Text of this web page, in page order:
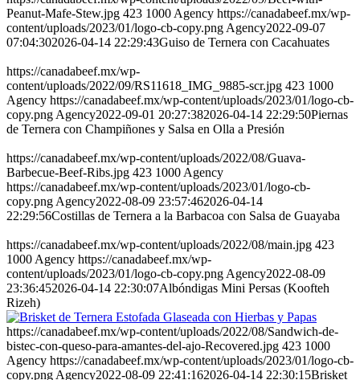
Peanut-Mafe-Stew.jpg 423 1000 Agency https://canadabeef.mx/wp-
content/uploads/2023/01/logo-cb-copy.png Agency2022-09-07
07:04:302026-04-14 22:29:43Guiso de Ternera con Cacahuates
https://canadabeef.mx/wp-
content/uploads/2022/09/RS11618_IMG_9885-scr.jpg 423 1000
Agency https://canadabeef.mx/wp-content/uploads/2023/01/logo-cb-
copy.png Agency2022-09-01 20:27:382026-04-14 22:29:50Piernas
de Ternera con Champiñones y Salsa en Olla a Presión
https://canadabeef.mx/wp-content/uploads/2022/08/Guava-
Barbecue-Beef-Ribs.jpg 423 1000 Agency
https://canadabeef.mx/wp-content/uploads/2023/01/logo-cb-
copy.png Agency2022-08-09 23:57:462026-04-14
22:29:56Costillas de Ternera a la Barbacoa con Salsa de Guayaba
https://canadabeef.mx/wp-content/uploads/2022/08/main.jpg 423
1000 Agency https://canadabeef.mx/wp-
content/uploads/2023/01/logo-cb-copy.png Agency2022-08-09
23:36:452026-04-14 22:30:07Albóndigas Mini Persas (Koofteh
Rizeh)
https://canadabeef.mx/wp-content/uploads/2022/08/Sandwich-de-
bistec-con-queso-para-amantes-del-ajo-Recovered.jpg 423 1000
Agency https://canadabeef.mx/wp-content/uploads/2023/01/logo-cb-
copy.png Agency2022-08-09 22:41:162026-04-14 22:30:15Brisket